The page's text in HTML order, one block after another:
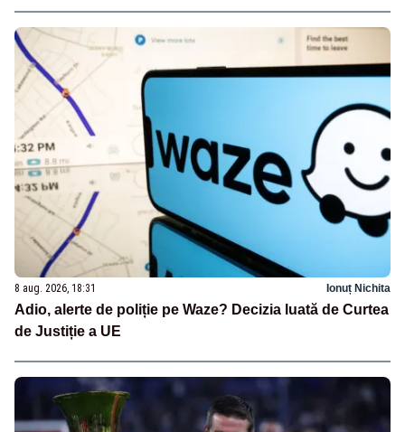
8 aug. 2026, 18:31 Ionuț Nichita
Adio, alerte de poliție pe Waze? Decizia luată de Curtea
de Justiție a UE